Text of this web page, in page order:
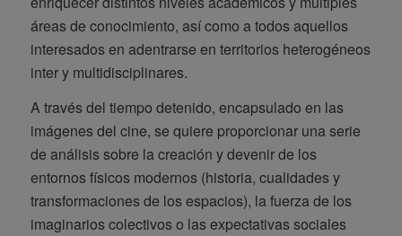
áreas de conocimiento, así como a todos aquellos
interesados en adentrarse en territorios heterogéneos
inter y multidisciplinares.
A través del tiempo detenido, encapsulado en las
imágenes del cine, se quiere proporcionar una serie
de análisis sobre la creación y devenir de los
entornos físicos modernos (historia, cualidades y
transformaciones de los espacios), la fuerza de los
imaginarios colectivos o las expectativas sociales